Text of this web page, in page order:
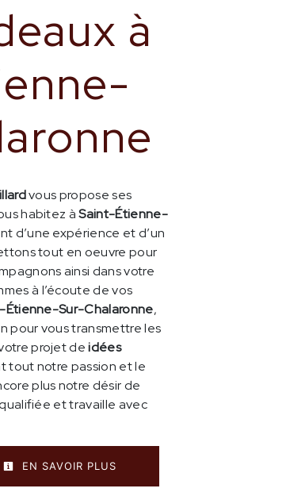
à
vous propose ses
habitez àSaint-Étienne-
d’une expérience et d’un
tout en oeuvre pour
ainsi dans votre
à l’écoute de vos
Étienne-Sur-Chalaronne,
pour vous transmettre les
projet deidées
tout notre passion et le
plus notre désir de
et travaille avec
EN SAVOIR PLUS